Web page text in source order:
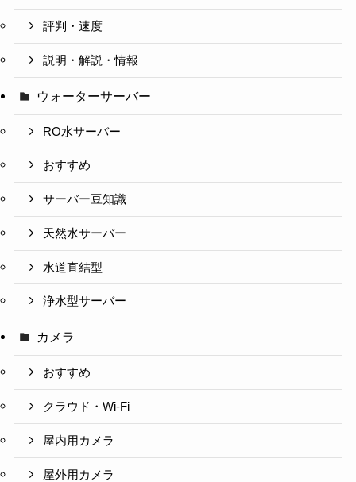
評判・速度
説明・解説・情報
ウォーターサーバー
RO水サーバー
おすすめ
サーバー豆知識
天然水サーバー
水道直結型
浄水型サーバー
カメラ
おすすめ
クラウド・Wi-Fi
屋内用カメラ
屋外用カメラ